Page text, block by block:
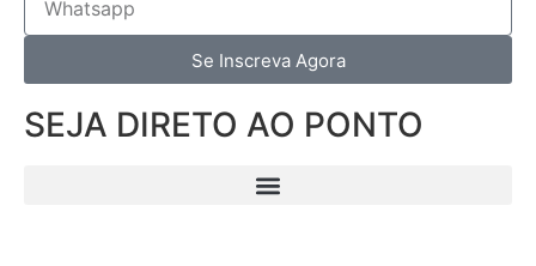
Se Inscreva Agora
SEJA DIRETO AO PONTO